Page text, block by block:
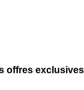
offres exclusives